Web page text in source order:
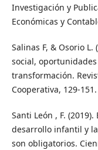
Investigación y
Económicas y
Salinas F, & Osorio
social,
transformación.
Cooperativa, 129-151.
Santi León , F.
desarrollo infantil y
son obligatorios.